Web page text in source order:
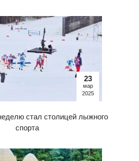
стал столицей лыжного
спорта
23
мар
2025